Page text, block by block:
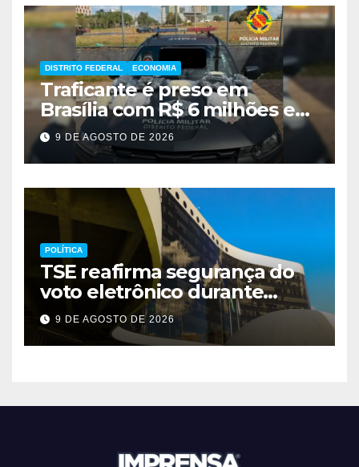
DISTRITO FEDERAL ECONOMIA
Traficante é preso em
Brasília com R$ 6 milhões em
metanfetamina
9 DE AGOSTO DE 2026
POLÍTICA
TSE reafirma segurança do
voto eletrônico durante
evento em Brasília
9 DE AGOSTO DE 2026